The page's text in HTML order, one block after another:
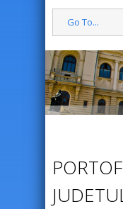
Go To...